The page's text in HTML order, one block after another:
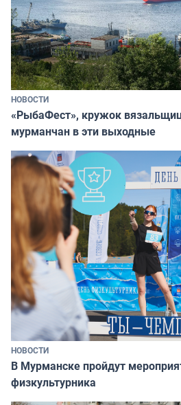
НОВОСТИ
«РыбаФест», кружок
мурманчан в эти выходные
НОВОСТИ
В Мурманске пройдут
физкультурника